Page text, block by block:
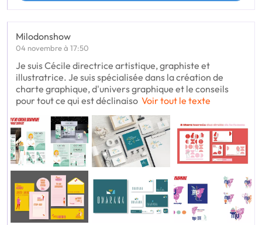
Milodonshow
04 novembre à 17:50
Je suis Cécile directrice artistique, graphiste et
illustratrice. Je suis spécialisée dans la création de
charte graphique, d'univers graphique et le conseils
pour tout ce qui est déclinaiso Voir tout le texte